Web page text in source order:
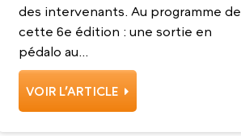
des intervenants. Au programme de
cette 6e édition : une sortie en
pédalo au...
VOIR L’ARTICLE